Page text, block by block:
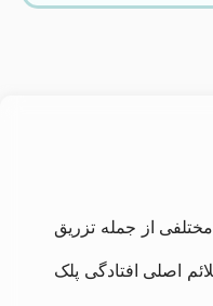
از جمله تزریق
اصلی افتادگی پلک